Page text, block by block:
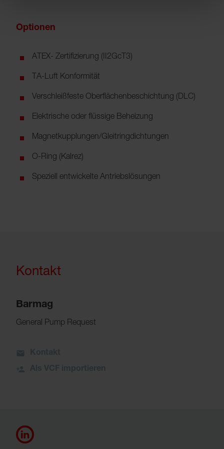
Optionen
ATEX- Zertifizierung (II2GcT3)
TA-Luft Konformität
Verschleißfeste Oberflächenbeschichtung (DLC)
Elektrische oder flüssige Beheizung
Magnetkupplungen/Gleitringdichtungen
O-Ring (Kalrez)
Speziell entwickelte Antriebslösungen
Kontakt
Barmag
General Pump Request